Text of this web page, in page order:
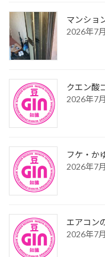
マンショ
2026年7
クエン酸
2026年7
フケ・か
2026年7
エアコン
2026年7